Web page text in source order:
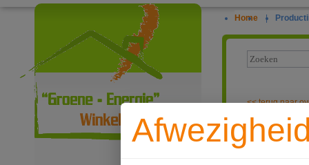
Home |
<<terug naar
Speciale